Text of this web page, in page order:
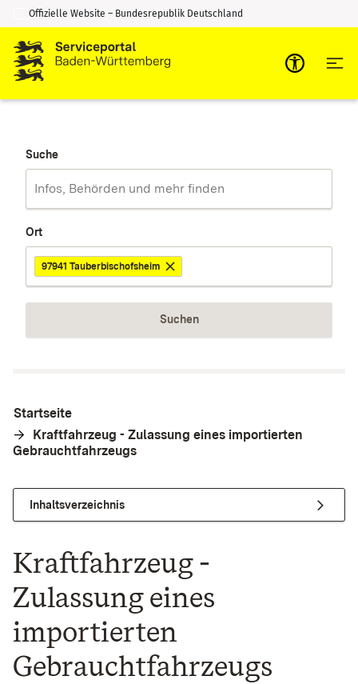
Zum Inhalt springen
Zur Suche springen
Offizielle Website – Bundesrepublik Deutschland
Suche
Ort
97941 Tauberbischofsheim
Suchen
Startseite
Kraftfahrzeug - Zulassung eines importierten
Gebrauchtfahrzeugs
Inhaltsverzeichnis
Kraftfahrzeug -
Zulassung eines
importierten
Gebrauchtfahrzeugs